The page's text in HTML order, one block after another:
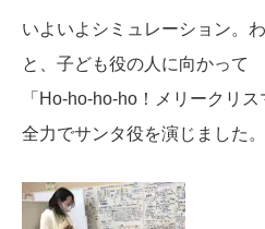
いよいよシミュレーション。
と、子ども役の人に向かって
「Ho-ho-ho-ho！メリークリス
全力でサンタ役を演じました。